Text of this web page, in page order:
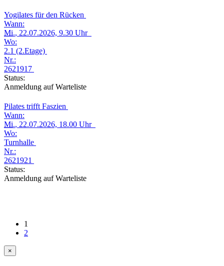
Yogilates für den Rücken
Wann:
Mi., 22.07.2026, 9.30 Uhr
Wo:
2.1 (2.Etage)
Nr.:
2621917
Status:
Anmeldung auf Warteliste
Pilates trifft Faszien
Wann:
Mi., 22.07.2026, 18.00 Uhr
Wo:
Turnhalle
Nr.:
2621921
Status:
Anmeldung auf Warteliste
1
2
×